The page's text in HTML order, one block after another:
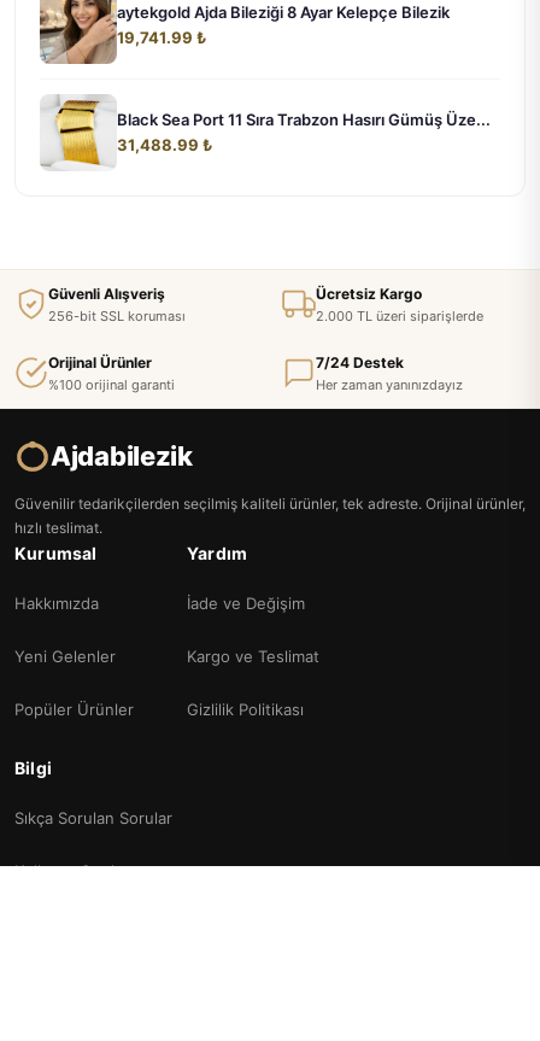
aytekgold Ajda Bileziği 8 Ayar Kelepçe Bilezik
19,741.99 ₺
Black Sea Port 11 Sıra Trabzon Hasırı Gümüş Üze...
31,488.99 ₺
Güvenli Alışveriş
256-bit SSL koruması
Ücretsiz Kargo
2.000 TL üzeri siparişlerde
Orijinal Ürünler
%100 orijinal garanti
7/24 Destek
Her zaman yanınızdayız
Ajdabilezik
Güvenilir tedarikçilerden seçilmiş kaliteli ürünler, tek adreste. Orijinal ürünler,
hızlı teslimat.
Kurumsal
Hakkımızda
Yeni Gelenler
Popüler Ürünler
Yardım
İade ve Değişim
Kargo ve Teslimat
Gizlilik Politikası
Bilgi
Sıkça Sorulan Sorular
Kullanım Şartları